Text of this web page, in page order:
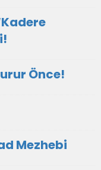
Önce!
Mezhebi